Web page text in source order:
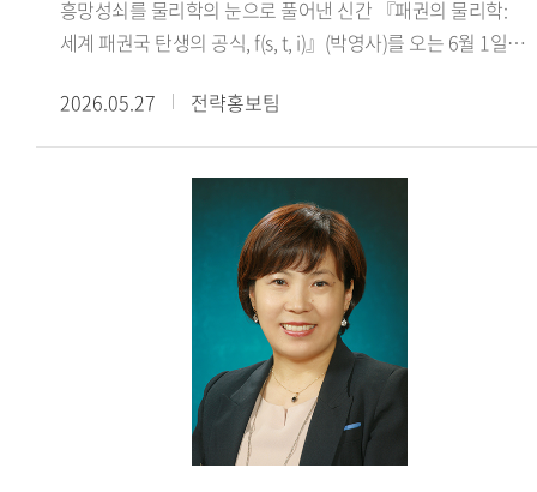
영상이 30만 뷰를 넘어 상을 받았습니다. 국가행사에서 대통령
통역을 맡기도 했습니다. 국가와 지역사회에 도움이 되는
앞으로의 활동 계획을 들려주세요.올해 우리 태국어학과가
창설 60주년을 맞이했습니다. 2학기에 학과 행사를 준비
중인데 동문들에게는 학교를 사랑하는 마음을 다시 떠올리게
해주고, 재학생들에게는 선배들과 교류하며 앞날을 개척하는
용기를 심어주려 합니다. 그리고 정년까지 남은 기간에
언어학과 이주민 연구를 병행해 좋은 학자로 남고 싶습니다.
그래서 우리 학생들에게 선배이자 교육자로서 꼭 필요한
사람이 되고자 합니다.※ 해당 인터뷰는 아래 Global HUFS
여름호 E-book을 통해서도 확인하실 수 있습니다(p.14-
15)https://e-book.hufs.ac.kr/20260623_135256/
이기는 38가지 방법』을 중심으로 현대 사회의 설득과 논쟁
구조를 해설하며, 논리와 수사학, 인간 심리에 대한 통찰을
흥망성쇠를 물리학의 눈으로 풀어낸 신간 『패권의 물리학:
세계 패권국 탄생의 공식, f(s, t, i)』(박영사)를 오는 6월 1일
제국의 팽창 메커니즘을 근대 대영 제국과 현대 미국의 사례로
법칙 에 따라 움직인다는 독창적인 통찰에 도달했다.
본서에서는 세계 3대 패권국(중세 몽골 제국, 근대 대영 제국,
현대 미국)의 탄생을 관통하는 패권 에너지 결정 공식(HE=si/t)
을 정립하여 역사 속 패권의 성쇠를 완전히 새로운 프레임으로
명쾌하게 풀어낸다.인문 사회과학과 자연과학의 경계를 허문
이번 신간은 인류의 과거와 현재를 관통하는 물리적 법칙을
제시하며, 현재의 미국 패권을 새롭게 조명하고 나아가 다가올
미래 세계 질서의 향방을 예측하는 과학적인 나침반이 될
2026.05.27 전략홍보팀